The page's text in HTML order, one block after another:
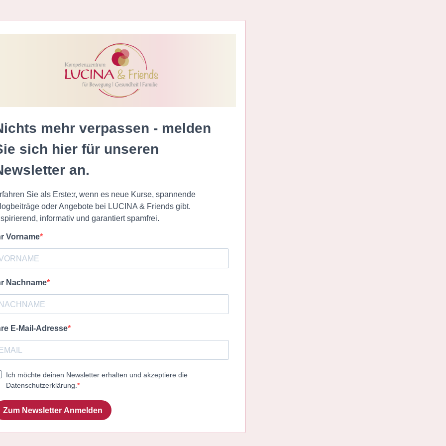
mehr verpassen - melden
sich hier für unseren
an.
Sie als Erste:r, wenn es neue Kurse, spannende
oder Angebote bei LUCINA & Friends gibt.
informativ und garantiert spamfrei.
Vorname
Nachname
E-Mail-Adresse
Ich möchte deinen Newsletter erhalten und akzeptiere die
Datenschutzerklärung.
Zum Newsletter Anmelden